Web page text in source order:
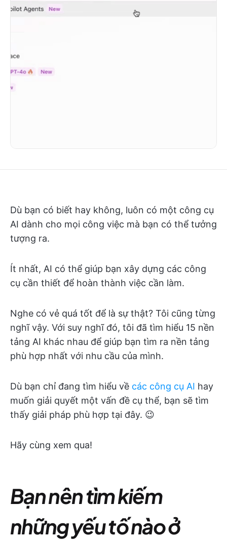
Dù bạn có biết hay không, luôn có một công cụ
AI dành cho mọi công việc mà bạn có thể tưởng
tượng ra.
Ít nhất, AI có thể giúp bạn xây dựng các công
cụ cần thiết để hoàn thành việc cần làm.
Nghe có vẻ quá tốt để là sự thật? Tôi cũng từng
nghĩ vậy. Với suy nghĩ đó, tôi đã tìm hiểu 15 nền
tảng AI khác nhau để giúp bạn tìm ra nền tảng
phù hợp nhất với nhu cầu của mình.
Dù bạn chỉ đang tìm hiểu về các công cụ AI hay
muốn giải quyết một vấn đề cụ thể, bạn sẽ tìm
thấy giải pháp phù hợp tại đây. 😉
Hãy cùng xem qua!
Bạn nên tìm kiếm
những yếu tố nào ở